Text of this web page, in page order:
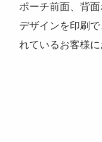
ポーチ前面、背
デザインを印刷
れているお客様に